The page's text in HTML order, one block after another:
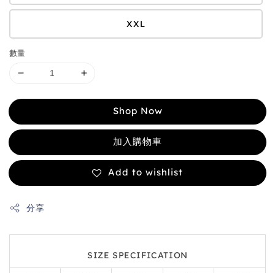
XXL
數量
Shop Now
加入購物車
Add to wishlist
分享
SIZE SPECIFICATION